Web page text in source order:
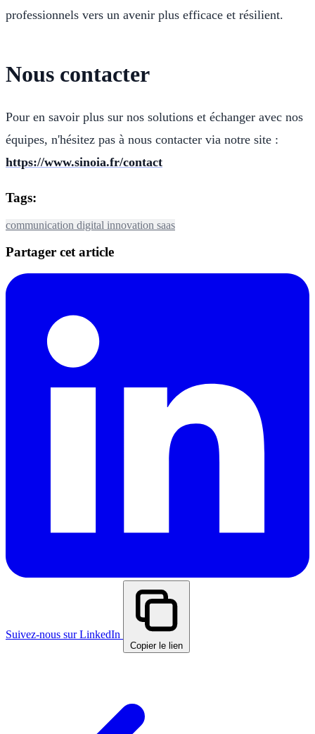
professionnels vers un avenir plus efficace et résilient.
Nous contacter
Pour en savoir plus sur nos solutions et échanger avec nos
équipes, n'hésitez pas à nous contacter via notre site :
https://www.sinoia.fr/contact
Tags:
communication digital innovation saas
Partager cet article
Suivez-nous sur LinkedIn
Copier le lien